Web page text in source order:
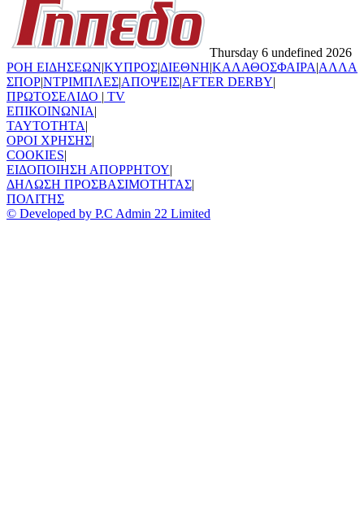
Thursday 6 undefined 2026
ΡΟΗ ΕΙΔΗΣΕΩΝ|ΚΥΠΡΟΣ|ΔΙΕΘΝΗ|ΚΑΛΑΘΟΣΦΑΙΡΑ|ΑΛΛΑ
ΣΠΟΡ|ΝΤΡΙΜΠΛΕΣ|ΑΠΟΨΕΙΣ|AFTER DERBY|
ΠΡΩΤΟΣΕΛΙΔΟ | TV
ΕΠΙΚΟΙΝΩΝΙΑ|
TAYTOTHTA|
ΟΡΟΙ ΧΡΗΣΗΣ|
COOKIES|
ΕΙΔΟΠΟΙΗΣΗ ΑΠΟΡΡΗΤΟΥ|
ΔΗΛΩΣΗ ΠΡΟΣΒΑΣΙΜΟΤΗΤΑΣ|
ΠΟΛΙΤΗΣ
© Developed by P.C Admin 22 Limited